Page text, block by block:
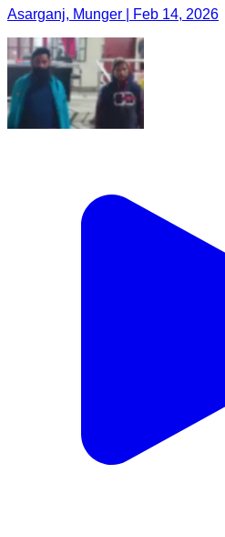
Asarganj, Munger | Feb 14, 2026